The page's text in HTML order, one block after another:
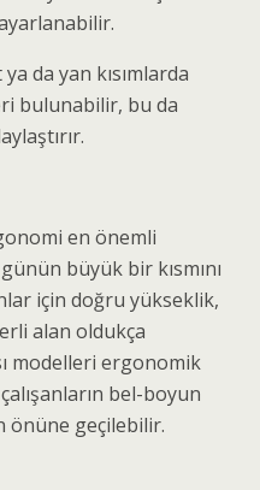
da yan kısımlarda
bulunabilir, bu da
en önemli
büyük bir kısmını
için doğru yükseklik,
alan oldukça
modelleri ergonomik
bel-boyun
önüne geçilebilir.